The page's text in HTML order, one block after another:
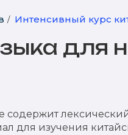
Интенсивный курс
содержит
для изучения